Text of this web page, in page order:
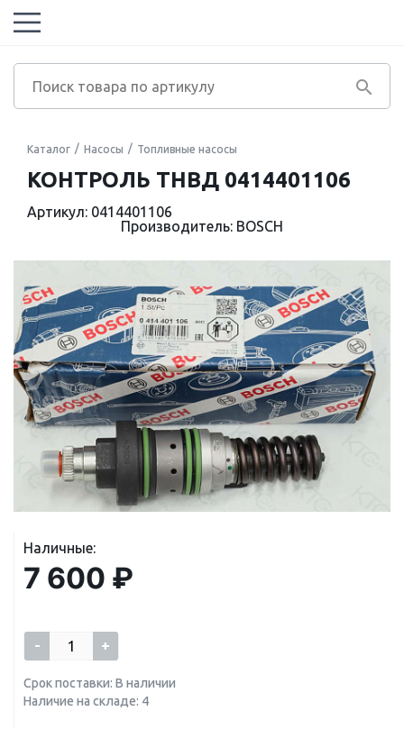
Каталог Насосы Топливные насосы
КОНТРОЛЬ ТНВД 0414401106
Артикул: 0414401106
Производитель: BOSCH
Наличные:
7 600 ₽
- +
Срок поставки: В наличии
Наличие на складе: 4